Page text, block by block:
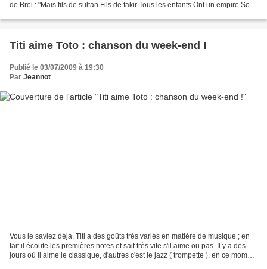
de Brel : "Mais fils de sultan Fils de fakir Tous les enfants Ont un empire Sous
Titi aime Toto : chanson du week-end !
Publié le 03/07/2009 à 19:30
Par Jeannot
Vous le saviez déjà, Titi a des goûts très variés en matière de musique ; en
fait il écoute les premières notes et sait très vite s'il aime ou pas. Il y a des
jours où il aime le classique, d'autres c'est le jazz ( trompette ), en ce moment